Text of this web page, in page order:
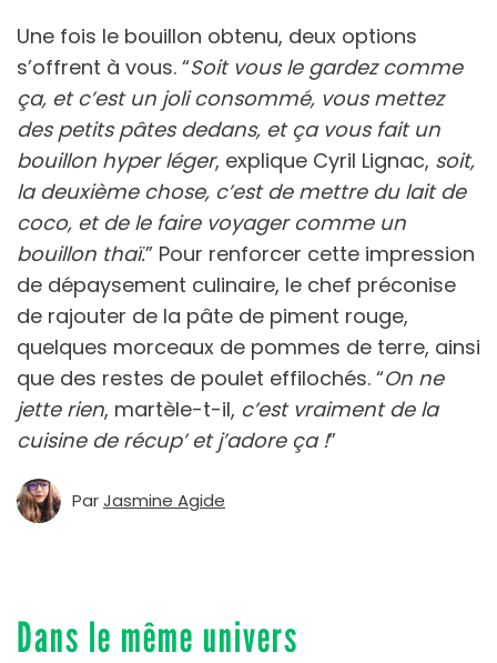
Une fois le bouillon obtenu, deux options
s’offrent à vous. “Soit vous le gardez comme
ça, et c’est un joli consommé, vous mettez
des petits pâtes dedans, et ça vous fait un
bouillon hyper léger, explique Cyril Lignac, soit,
la deuxième chose, c’est de mettre du lait de
coco, et de le faire voyager comme un
bouillon thaï.” Pour renforcer cette impression
de dépaysement culinaire, le chef préconise
de rajouter de la pâte de piment rouge,
quelques morceaux de pommes de terre, ainsi
que des restes de poulet effilochés. “On ne
jette rien, martèle-t-il, c’est vraiment de la
cuisine de récup’ et j’adore ça !”
ParJasmine Agide
Dans le même univers